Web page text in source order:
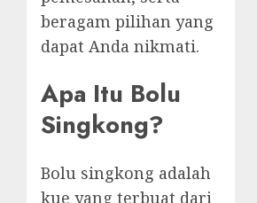
beragam pilihan yang
dapat Anda nikmati.
Apa Itu Bolu
Singkong?
Bolu singkong adalah
kue yang terbuat dari